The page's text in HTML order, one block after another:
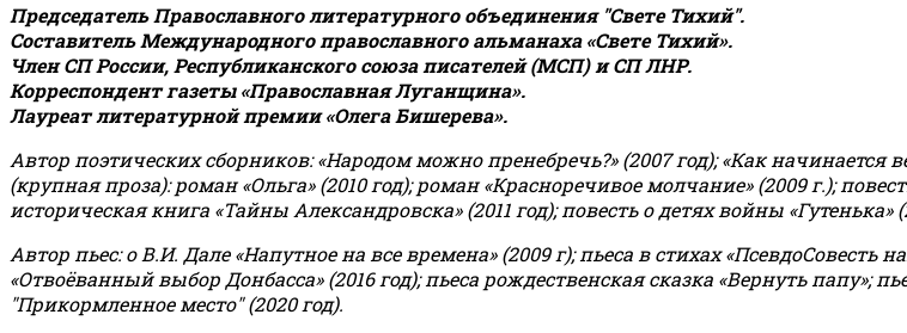
Председатель Православного литературного объединения "Свете Тихий".
Составитель Международного православного альманаха «Свете Тихий».
Член СП России, Республиканского союза писателей (МСП) и СП ЛНР.
Корреспондент газеты «Православная Луганщина».
Лауреат литературной премии «Олега Бишерева».
Автор поэтических сборников: «Народом можно пренебречь?» (2007 год); «Как начинается
(крупная проза): роман «Ольга» (2010 год); роман «Красноречивое молчание» (2009 г.);
историческая книга «Тайны Александровска» (2011 год); повесть о детях войны «Гутенька»
Автор пьес: о В.И. Дале «Напутное на все времена» (2009 г); пьеса в стихах «ПсевдоСовесть
«Отвоёванный выбор Донбасса» (2016 год); пьеса рождественская сказка «Вернуть папу»;
"Прикормленное место" (2020 год).